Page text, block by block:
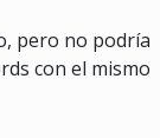
pero no podría
con el mismo